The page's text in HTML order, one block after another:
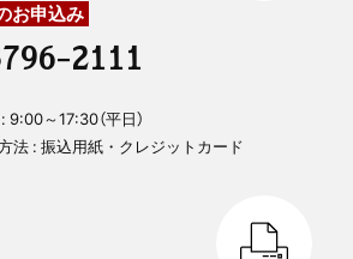
お申込み
2111
～17:30（平日）
法 : 振込用紙・クレジットカード